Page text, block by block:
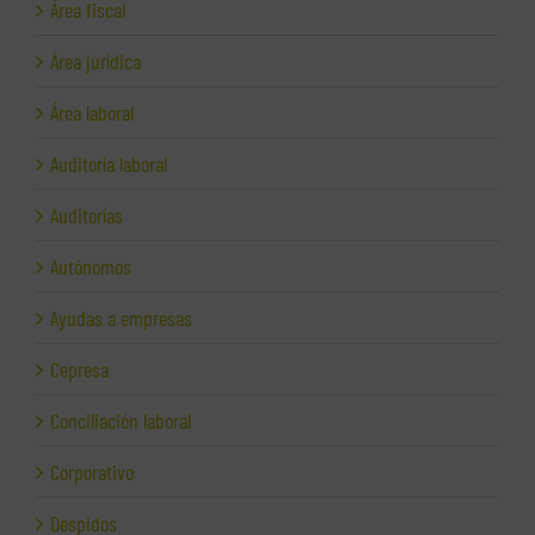
Área fiscal
Área jurídica
Área laboral
Auditoría laboral
Auditorías
Autónomos
Ayudas a empresas
Cepresa
Conciliación laboral
Corporativo
Despidos